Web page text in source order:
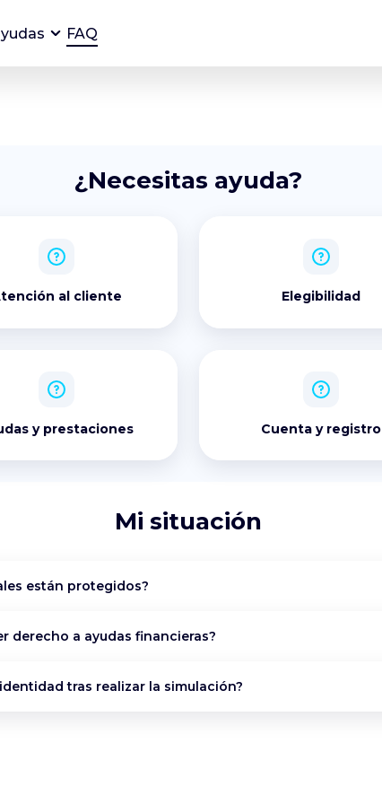
FAQ
¿Necesitas ayuda?
al cliente Elegibilidad
y prestaciones Cuenta y registro
Mi situación
están protegidos?
derecho a ayudas financieras?
tras realizar la simulación?